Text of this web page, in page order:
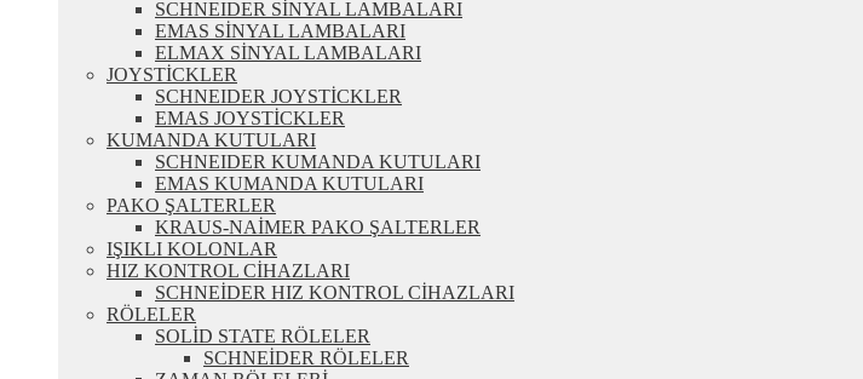
SCHNEIDER SİNYAL LAMBALARI
EMAS SİNYAL LAMBALARI
ELMAX SİNYAL LAMBALARI
JOYSTİCKLER
SCHNEIDER JOYSTİCKLER
EMAS JOYSTİCKLER
KUMANDA KUTULARI
SCHNEIDER KUMANDA KUTULARI
EMAS KUMANDA KUTULARI
PAKO ŞALTERLER
KRAUS-NAİMER PAKO ŞALTERLER
IŞIKLI KOLONLAR
HIZ KONTROL CİHAZLARI
SCHNEİDER HIZ KONTROL CİHAZLARI
RÖLELER
SOLİD STATE RÖLELER
SCHNEİDER RÖLELER